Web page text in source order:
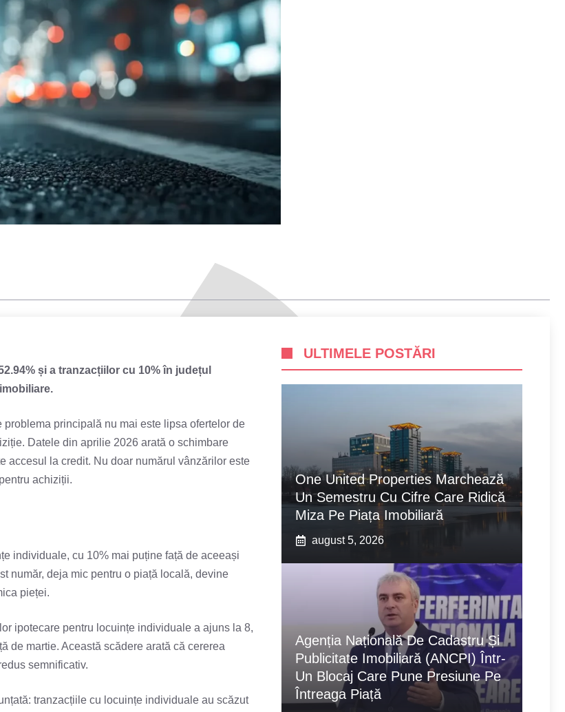
și a tranzacțiilor cu 10% în județul
principală nu mai este lipsa ofertelor de
Datele din aprilie 2026 arată o schimbare
accesul la credit. Nu doar numărul vânzărilor este
achiziții.
individuale, cu 10% mai puține față de aceeași
număr, deja mic pentru o piață locală, devine
pieței.
ipotecare pentru locuințe individuale a ajuns la 8,
de martie. Această scădere arată că cererea
semnificativ.
tranzacțiile cu locuințe individuale au scăzut
ULTIMELE POSTĂRI
One United Properties Marchează
Un Semestru Cu Cifre Care Ridică
Miza Pe Piața Imobiliară
august 5, 2026
Agenția Națională De Cadastru Și
Publicitate Imobiliară (ANCPI) Într-
Un Blocaj Care Pune Presiune Pe
Întreaga Piață